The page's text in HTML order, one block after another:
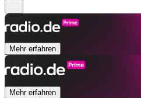
Mehr erfahren
Mehr erfahren